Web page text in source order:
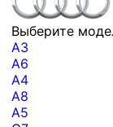
Выберите
A3
A6
A4
A8
A5